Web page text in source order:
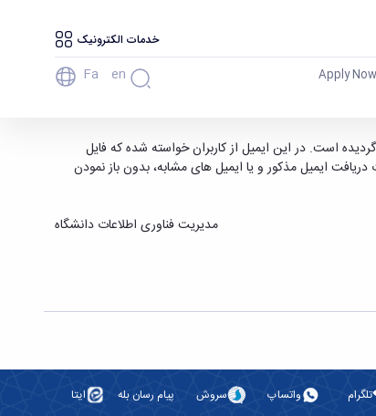
خدمات الکترونیک
Fa En
است. در این ایمیل از کاربران خواسته شده که فایل
ایمیل مذکور و یا ایمیل های مشابه، بدون باز نمودن
مدیریت فناوری اطلاعات دانشگاه
تلگرام واتساپ سروش پیام رسان بله ایتا